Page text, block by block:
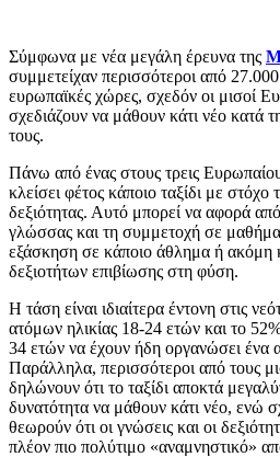
Σύμφωνα με νέα μεγάλη έρευνα της
συμμετείχαν περισσότεροι από
ευρωπαϊκές χώρες, σχεδόν οι μισοί
σχεδιάζουν να μάθουν κάτι νέο κατά
τους.
Πάνω από ένας στους τρεις
κλείσει φέτος κάποιο ταξίδι με
δεξιότητας. Αυτό μπορεί να αφορά
γλώσσας και τη συμμετοχή σε
εξάσκηση σε κάποιο άθλημα ή ακόμη
δεξιοτήτων επιβίωσης στη φύση.
Η τάση είναι ιδιαίτερα έντονη στις
ατόμων ηλικίας 18-24 ετών και το
34 ετών να έχουν ήδη οργανώσει ένα
Παράλληλα, περισσότεροι από τους
δηλώνουν ότι το ταξίδι αποκτά
δυνατότητα να μάθουν κάτι νέο, ενώ
θεωρούν ότι οι γνώσεις και οι
πλέον πιο πολύτιμο «αναμνηστικό»